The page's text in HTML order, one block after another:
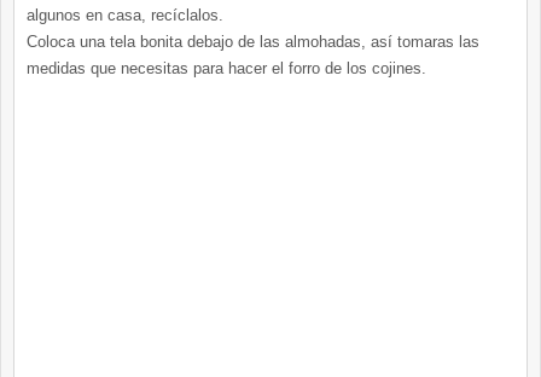
algunos en casa, recíclalos.
Coloca una tela bonita debajo de las almohadas, así tomaras las
medidas que necesitas para hacer el forro de los cojines.